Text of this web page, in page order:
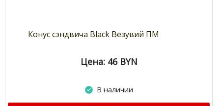
Конус сэндвича Black Везувий ПМ
Цена: 46 BYN
В наличии